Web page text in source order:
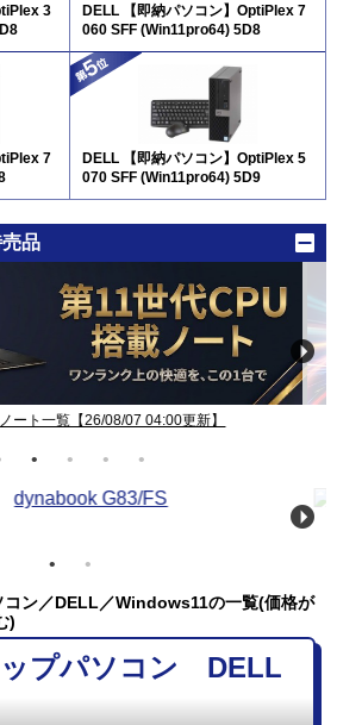
3
DELL 【即納パソコン】OptiPlex 7
060 SFF (Win11pro64) 5D8
7
DELL 【即納パソコン】OptiPlex 5
070 SFF (Win11pro64) 5D9
品
ート一覧【26/08/07 04:00更新】
コン／DELL／Windows11の一覧(価格が
)
ップパソコン DELL